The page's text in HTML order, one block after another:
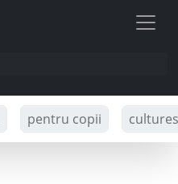
pentru copii